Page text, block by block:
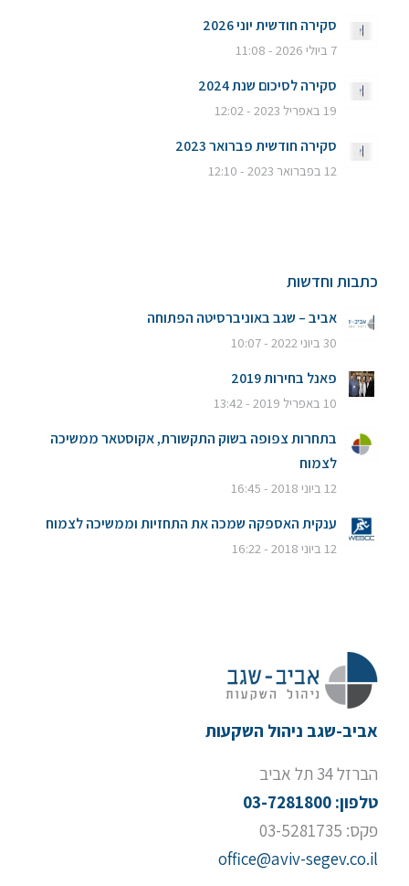
סקירה חודשית יוני 2026
7 ביולי 2026 - 11:08
סקירה לסיכום שנת 2024
19 באפריל 2023 - 12:02
סקירה חודשית פברואר 2023
12 בפברואר 2023 - 12:10
כתבות וחדשות
אביב – שגב באוניברסיטה הפתוחה
30 ביוני 2022 - 10:07
פאנל בחירות 2019
10 באפריל 2019 - 13:42
בתחרות צפופה בשוק התקשורת, אקוסטאר ממשיכה
לצמוח
12 ביוני 2018 - 16:45
ענקית האספקה שמכה את התחזיות וממשיכה לצמוח
12 ביוני 2018 - 16:22
אביב-שגב ניהול השקעות
הברזל 34 תל אביב
טלפון: 03-7281800
פקס: 03-5281735
office@aviv-segev.co.il